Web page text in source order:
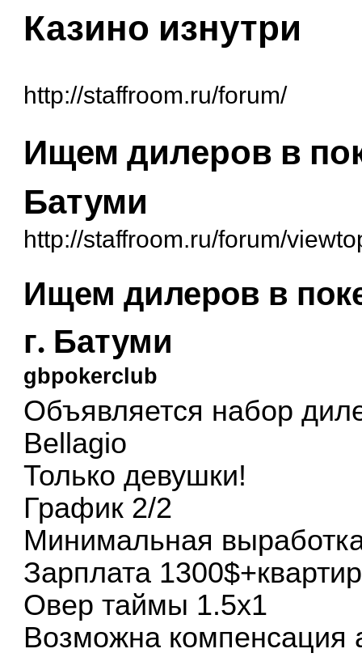
Казино изнутри
http://staffroom.ru/forum/
Ищем дилеров в
Батуми
http://staffroom.ru/forum/
Ищем дилеров в
г. Батуми
gbpokerclub
Объявляется набор
Bellagio
Только девушки!
График 2/2
Минимальная
Зарплата
Овер таймы 1.5х1
Возможна компенсация